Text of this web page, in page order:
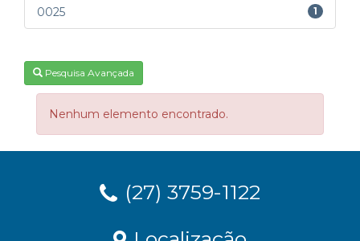
0025 1
Pesquisa Avançada
Nenhum elemento encontrado.
(27) 3759-1122